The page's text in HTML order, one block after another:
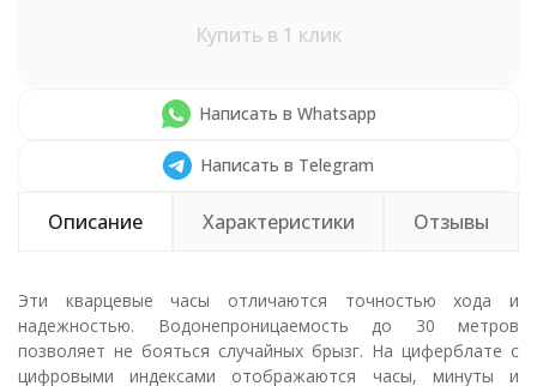
Купить в 1 клик
Написать в Whatsapp
Написать в Telegram
Описание Характеристики Отзывы
Эти кварцевые часы отличаются точностью хода и
надежностью. Водонепроницаемость до 30 метров
позволяет не бояться случайных брызг. На циферблате с
цифровыми индексами отображаются часы, минуты и